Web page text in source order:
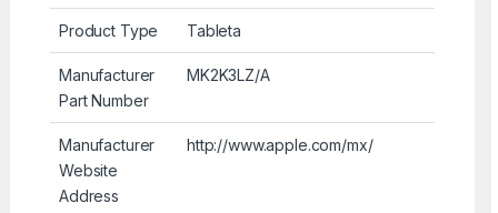
Product Type Tableta
Manufacturer
Part Number
MK2K3LZ/A
Manufacturer
Website
Address
http://www.apple.com/mx/